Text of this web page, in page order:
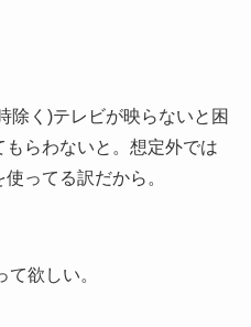
除く)テレビが映らないと困
らわないと。想定外では
ってる訳だから。
欲しい。